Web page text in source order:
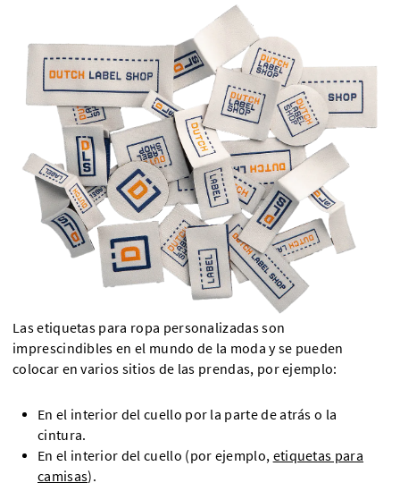
Las etiquetas para ropa personalizadas son
imprescindibles en el mundo de la moda y se pueden
colocar en varios sitios de las prendas, por ejemplo:
En el interior del cuello por la parte de atrás o la
cintura.
En el interior del cuello (por ejemplo, etiquetas para
camisas).